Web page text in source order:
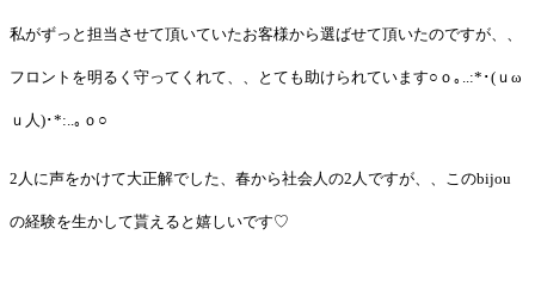
私がずっと担当させて頂いていたお客様から選ばせて頂いたのですが、、
フロントを明るく守ってくれて、、とても助けられています○ｏ｡..:*･(ｕω
ｕ人)･*:..｡ｏ○
2人に声をかけて大正解でした、春から社会人の2人ですが、、このbijou
の経験を生かして貰えると嬉しいです♡